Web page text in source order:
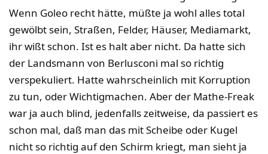
Wenn Goleo recht hätte, müßte ja wohl alles total
gewölbt sein, Straßen, Felder, Häuser, Mediamarkt,
ihr wißt schon. Ist es halt aber nicht. Da hatte sich
der Landsmann von Berlusconi mal so richtig
verspekuliert. Hatte wahrscheinlich mit Korruption
zu tun, oder Wichtigmachen. Aber der Mathe-Freak
war ja auch blind, jedenfalls zeitweise, da passiert es
schon mal, daß man das mit Scheibe oder Kugel
nicht so richtig auf den Schirm kriegt, man sieht ja